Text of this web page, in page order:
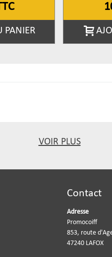
PANIER
VOIR PLUS
Contact
Adresse
Promocoiff
853, route
47240 LAFOX